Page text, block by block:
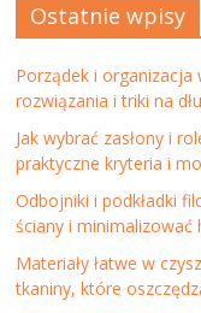
Ostatnie wpisy
Porządek i organizacja
rozwiązania i triki na
Jak wybrać zasłony i
praktyczne kryteria i
Odbojniki i podkładki
ściany i minimalizować
Materiały łatwe w
tkaniny, które